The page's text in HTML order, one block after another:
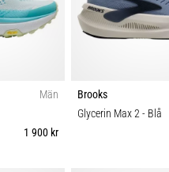
Män
1 900 kr
Brooks
Glycerin Max 2- Blå